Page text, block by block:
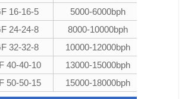
16-16-5
5000-6000bph
24-24-8
8000-10000bph
32-32-8
10000-12000bph
40-40-10
13000-15000bph
50-50-15
15000-18000bph